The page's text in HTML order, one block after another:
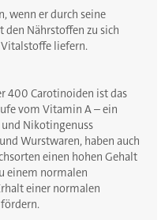
wenn er durch seine
Nährstoffen zu sich
liefern.
400 Carotinoiden ist das
vom Vitamin A – ein
Nikotingenuss
Wurstwaren, haben auch
einen hohen Gehalt
einem normalen
einer normalen